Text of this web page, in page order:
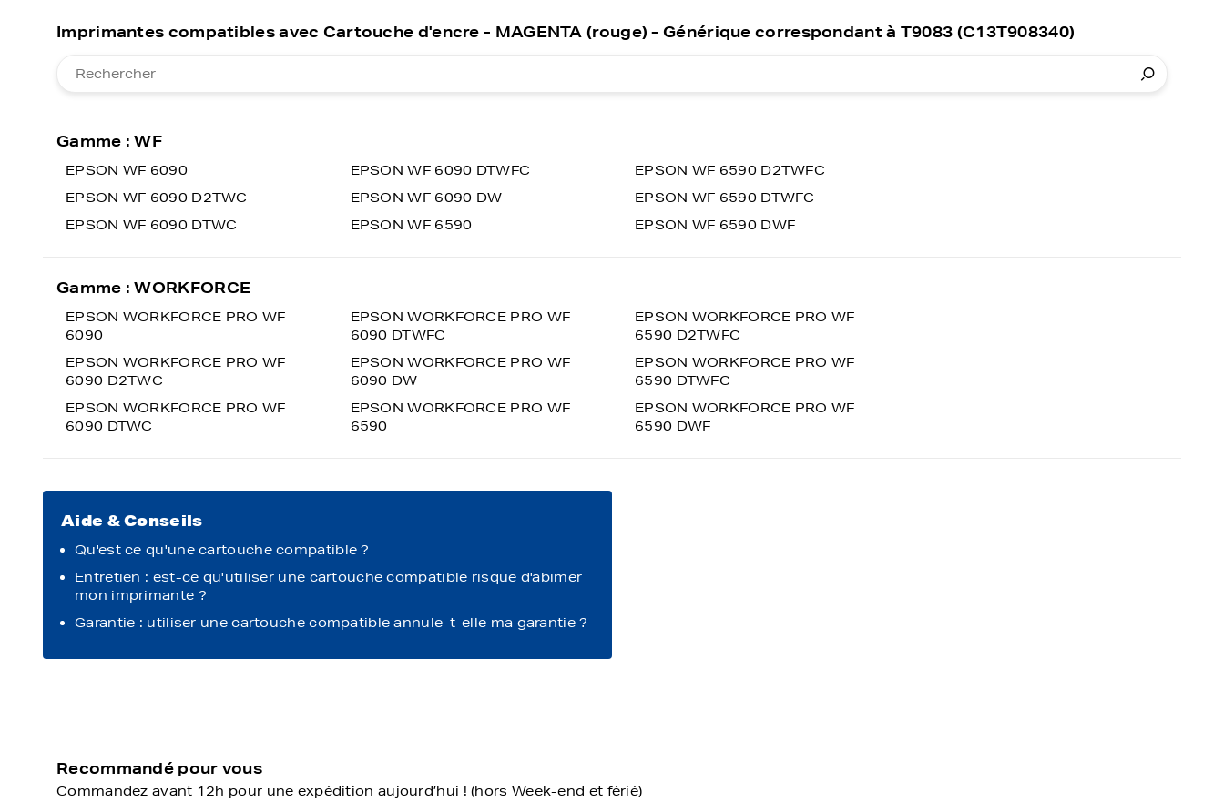
Imprimantes compatibles avec Cartouche d'encre - MAGENTA (rouge) - Générique correspondant à T9083 (C13T908340)
Gamme : WF
EPSON WF 6090
EPSON WF 6090 D2TWC
EPSON WF 6090 DTWC
EPSON WF 6090 DTWFC
EPSON WF 6090 DW
EPSON WF 6590
EPSON WF 6590 D2TWFC
EPSON WF 6590 DTWFC
EPSON WF 6590 DWF
Gamme : WORKFORCE
EPSON WORKFORCE PRO WF
6090
EPSON WORKFORCE PRO WF
6090 D2TWC
EPSON WORKFORCE PRO WF
6090 DTWC
EPSON WORKFORCE PRO WF
6090 DTWFC
EPSON WORKFORCE PRO WF
6090 DW
EPSON WORKFORCE PRO WF
6590
EPSON WORKFORCE PRO WF
6590 D2TWFC
EPSON WORKFORCE PRO WF
6590 DTWFC
EPSON WORKFORCE PRO WF
6590 DWF
Aide & Conseils
Qu'est ce qu'une cartouche compatible ?
Entretien : est-ce qu'utiliser une cartouche compatible risque d'abimer
mon imprimante ?
Garantie : utiliser une cartouche compatible annule-t-elle ma garantie ?
Recommandé pour vous
Commandez avant 12h pour une expédition aujourd’hui ! (hors Week-end et férié)